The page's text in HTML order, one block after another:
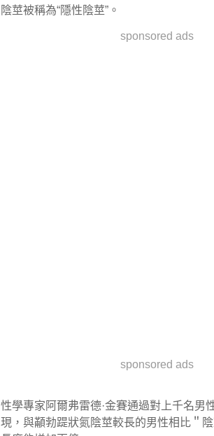
陰莖被稱為“隱性陰莖”。
sponsored ads
sponsored ads
性學專家阿爾弗雷德·金賽通過對上千名男
現，與顢勃踶狀氮陰莖較長的男性相比＂